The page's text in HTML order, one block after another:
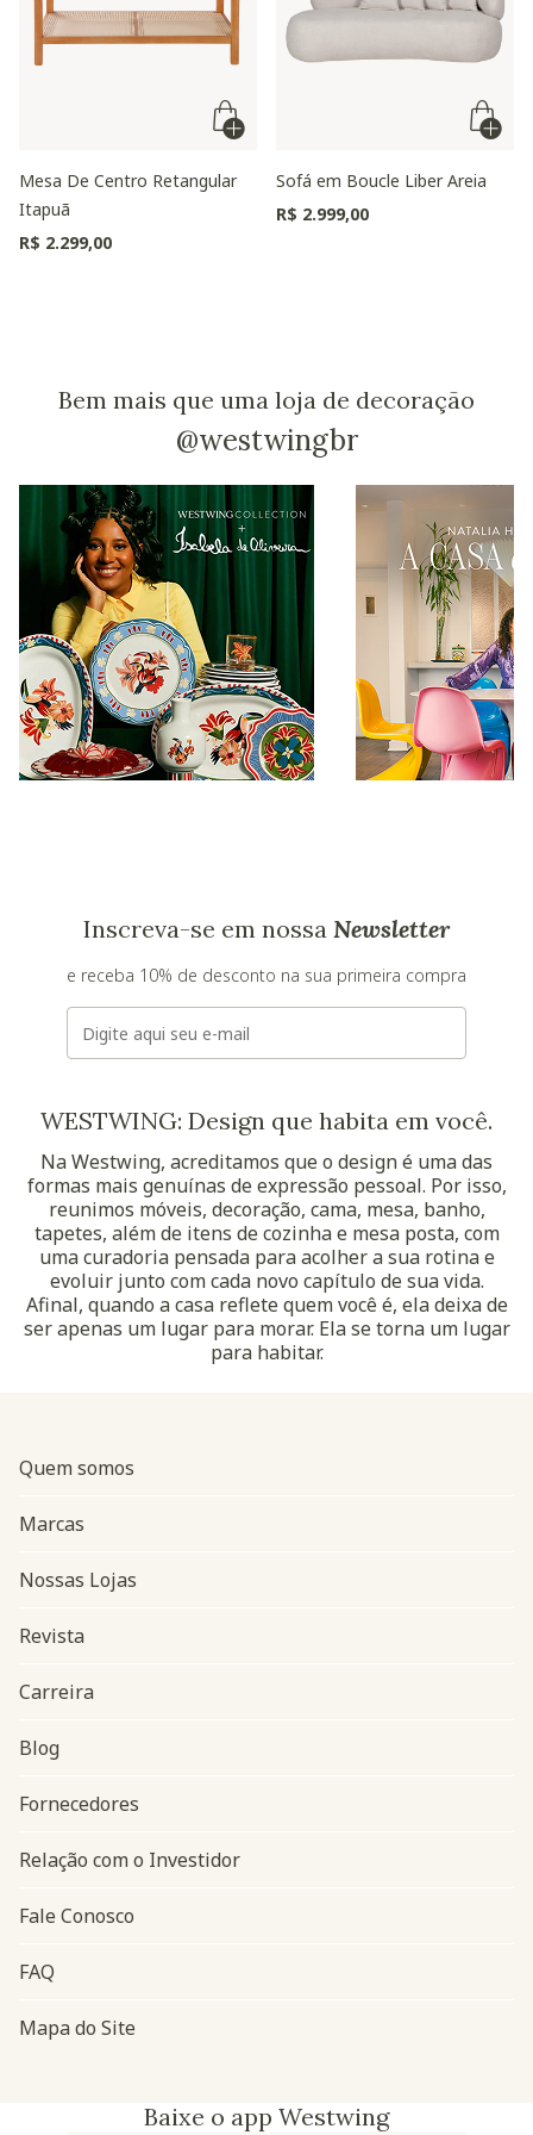
Mesa De Centro Retangular
Itapuã
R$ 2.299,00
Sofá em Boucle Liber Areia
R$ 2.999,00
Bem mais que uma loja de decoração
@westwingbr
Inscreva-se em nossa Newsletter
e receba 10% de desconto na sua primeira compra
E-mail
WESTWING: Design que habita em você.
Na Westwing, acreditamos que o design é uma das
formas mais genuínas de expressão pessoal. Por isso,
reunimos móveis, decoração, cama, mesa, banho,
tapetes, além de itens de cozinha e mesa posta, com
uma curadoria pensada para acolher a sua rotina e
evoluir junto com cada novo capítulo de sua vida.
Afinal, quando a casa reflete quem você é, ela deixa de
ser apenas um lugar para morar. Ela se torna um lugar
para habitar.
Navegação do rodapé
Quem somos
Marcas
Nossas Lojas
Revista
Carreira
Blog
Fornecedores
Relação com o Investidor
Fale Conosco
FAQ
Mapa do Site
Baixe o app Westwing